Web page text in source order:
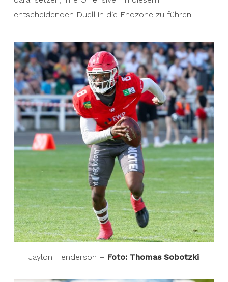
entscheidenden Duell in die Endzone zu führen.
Jaylon Henderson – Foto: Thomas Sobotzki